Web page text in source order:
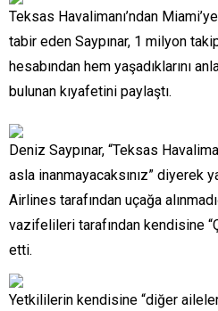
Teksas Havalimanı’ndan
tabir eden Saypınar, 1 milyon
hesabından hem yaşadıklarını
bulunan kıyafetini paylaştı.
Deniz Saypınar, “Teksas
asla inanmayacaksınız” diyerek
Airlines tarafından uçağa
vazifelileri tarafından kendisine
etti.
Yetkililerin kendisine “diğer